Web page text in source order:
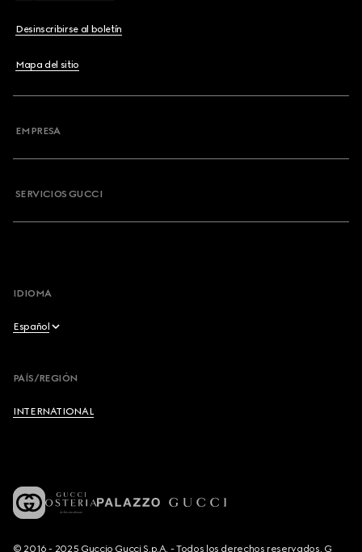
Desinscribirse al boletín
Mapa del sitio
EMPRESA
SERVICIOS GUCCI
IDIOMA
Español
Français
PAÍS/REGIÓN
INTERNATIONAL
© 2016 - 2025 Guccio Gucci S.p.A. - Todos los derechos reservados. G